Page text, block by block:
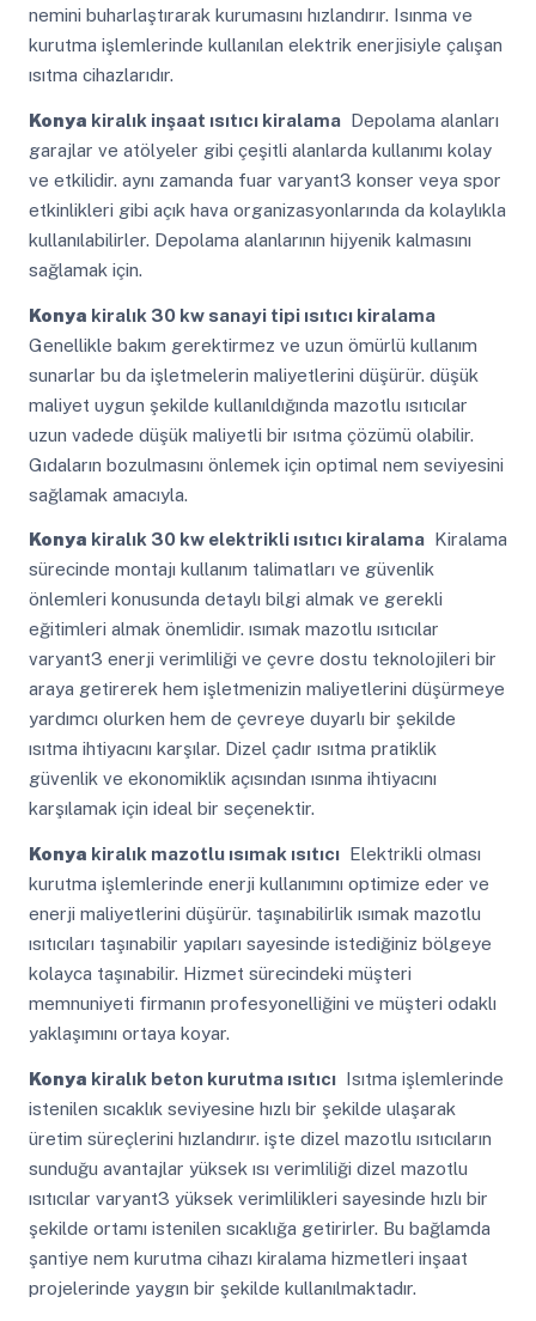
nemini buharlaştırarak kurumasını hızlandırır. Isınma ve
kurutma işlemlerinde kullanılan elektrik enerjisiyle çalışan
ısıtma cihazlarıdır.
Konya kiralık inşaat ısıtıcı kiralamaDepolama alanları
garajlar ve atölyeler gibi çeşitli alanlarda kullanımı kolay
ve etkilidir. aynı zamanda fuar varyant3 konser veya spor
etkinlikleri gibi açık hava organizasyonlarında da kolaylıkla
kullanılabilirler. Depolama alanlarının hijyenik kalmasını
sağlamak için.
Konya kiralık 30 kw sanayi tipi ısıtıcı kiralama
Genellikle bakım gerektirmez ve uzun ömürlü kullanım
sunarlar bu da işletmelerin maliyetlerini düşürür. düşük
maliyet uygun şekilde kullanıldığında mazotlu ısıtıcılar
uzun vadede düşük maliyetli bir ısıtma çözümü olabilir.
Gıdaların bozulmasını önlemek için optimal nem seviyesini
sağlamak amacıyla.
Konya kiralık 30 kw elektrikli ısıtıcı kiralamaKiralama
sürecinde montajı kullanım talimatları ve güvenlik
önlemleri konusunda detaylı bilgi almak ve gerekli
eğitimleri almak önemlidir. ısımak mazotlu ısıtıcılar
varyant3 enerji verimliliği ve çevre dostu teknolojileri bir
araya getirerek hem işletmenizin maliyetlerini düşürmeye
yardımcı olurken hem de çevreye duyarlı bir şekilde
ısıtma ihtiyacını karşılar. Dizel çadır ısıtma pratiklik
güvenlik ve ekonomiklik açısından ısınma ihtiyacını
karşılamak için ideal bir seçenektir.
Konya kiralık mazotlu ısımak ısıtıcıElektrikli olması
kurutma işlemlerinde enerji kullanımını optimize eder ve
enerji maliyetlerini düşürür. taşınabilirlik ısımak mazotlu
ısıtıcıları taşınabilir yapıları sayesinde istediğiniz bölgeye
kolayca taşınabilir. Hizmet sürecindeki müşteri
memnuniyeti firmanın profesyonelliğini ve müşteri odaklı
yaklaşımını ortaya koyar.
Konya kiralık beton kurutma ısıtıcıIsıtma işlemlerinde
istenilen sıcaklık seviyesine hızlı bir şekilde ulaşarak
üretim süreçlerini hızlandırır. işte dizel mazotlu ısıtıcıların
sunduğu avantajlar yüksek ısı verimliliği dizel mazotlu
ısıtıcılar varyant3 yüksek verimlilikleri sayesinde hızlı bir
şekilde ortamı istenilen sıcaklığa getirirler. Bu bağlamda
şantiye nem kurutma cihazı kiralama hizmetleri inşaat
projelerinde yaygın bir şekilde kullanılmaktadır.